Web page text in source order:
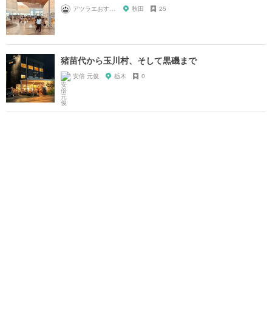
アツラエおすすめ旅プラン！ 秋田 25
猪苗代から玉川村、そして黒磯まで
安倍 元俊 栃木 0